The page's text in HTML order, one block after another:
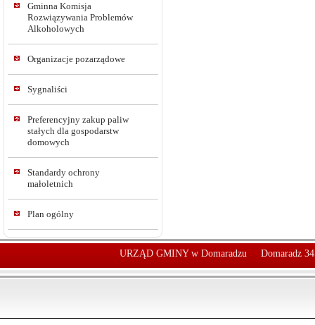
Gminna Komisja
Rozwiązywania Problemów
Alkoholowych
Organizacje pozarządowe
Sygnaliści
Preferencyjny zakup paliw
stałych dla gospodarstw
domowych
Standardy ochrony
małoletnich
Plan ogólny
URZĄD GMINY w Domaradzu Domaradz